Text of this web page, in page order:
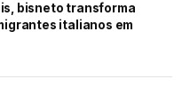
bisneto transforma
italianos em